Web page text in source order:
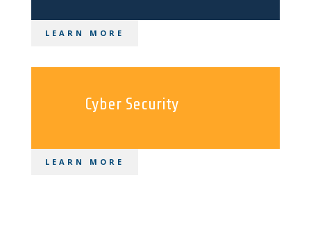
LEARN MORE
Cyber Security
LEARN MORE